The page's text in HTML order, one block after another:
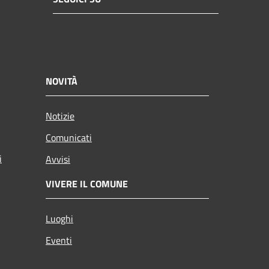
NOVITÀ
Notizie
Comunicati
Avvisi
VIVERE IL COMUNE
Luoghi
Eventi